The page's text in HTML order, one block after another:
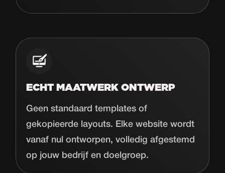
ECHT MAATWERK ONTWERP
Geen standaard templates of
gekopieerde layouts. Elke website wordt
vanaf nul ontworpen, volledig afgestemd
op jouw bedrijf en doelgroep.